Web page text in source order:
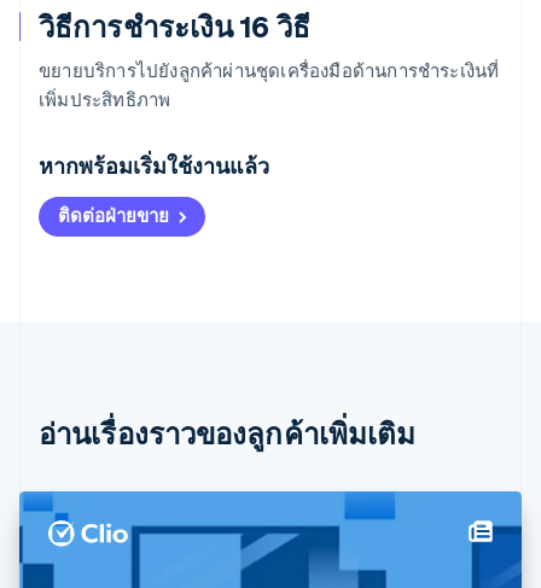
วิธีการชำระเงิน 16 วิธี
ขยายบริการไปยังลูกค้าผ่านชุดเครื่องมือด้านการชำระเงินที่
เพิ่มประสิทธิภาพ
หากพร้อมเริ่มใช้งานแล้ว
ติดต่อฝ่ายขาย
อ่านเรื่องราวของลูกค้าเพิ่มเติม
เขตบริหารพิเศษฮ่องกง ประเทศจีน
English简体中文
แคนาดา
EnglishFrançais
ญี่ปุ่น
日本語English
ไทยEnglish